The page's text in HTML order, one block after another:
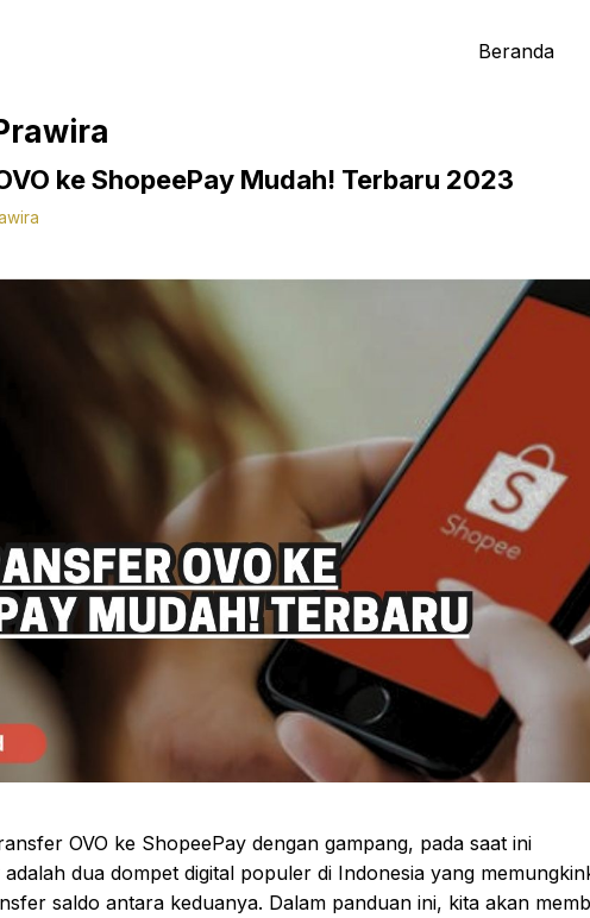
Beranda
ke ShopeePay Mudah! Terbaru 2023
OVO ke ShopeePay dengan gampang, pada saat ini
adalah dua dompet digital populer di Indonesia yang
saldo antara keduanya. Dalam panduan ini, kita akan